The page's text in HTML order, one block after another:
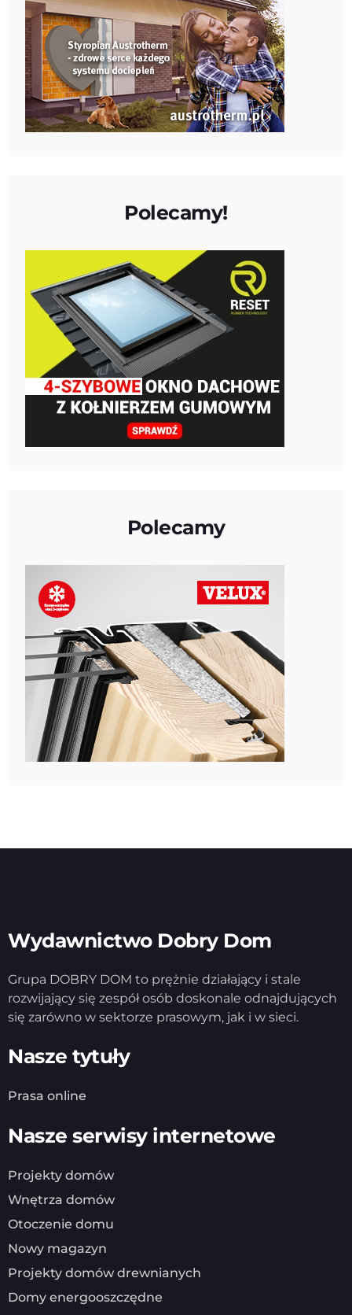
Polecamy!
Polecamy
Wydawnictwo Dobry Dom
Grupa DOBRY DOM to prężnie działający i stale
rozwijający się zespół osób doskonale odnajdujących
się zarówno w sektorze prasowym, jak i w sieci.
Nasze tytuły
Prasa online
Nasze serwisy internetowe
Projekty domów
Wnętrza domów
Otoczenie domu
Nowy magazyn
Projekty domów drewnianych
Domy energooszczędne